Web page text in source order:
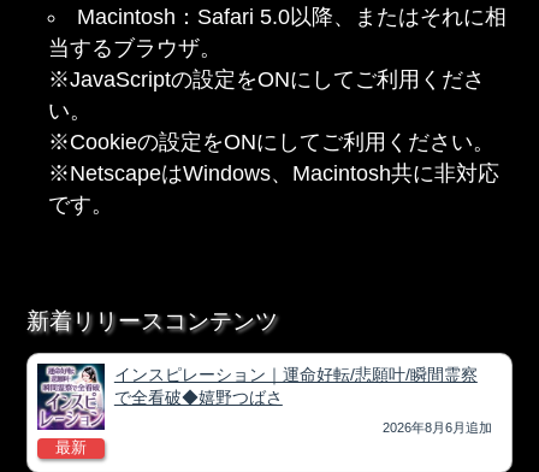
Macintosh：Safari 5.0以降、またはそれに相
当するブラウザ。
※JavaScriptの設定をONにしてご利用くださ
い。
※Cookieの設定をONにしてご利用ください。
※NetscapeはWindows、Macintosh共に非対応
です。
新着リリースコンテンツ
最新
インスピレーション｜運命好転/悲願叶/瞬間霊察
で全看破◆嬉野つばさ
2026年8月6月追加